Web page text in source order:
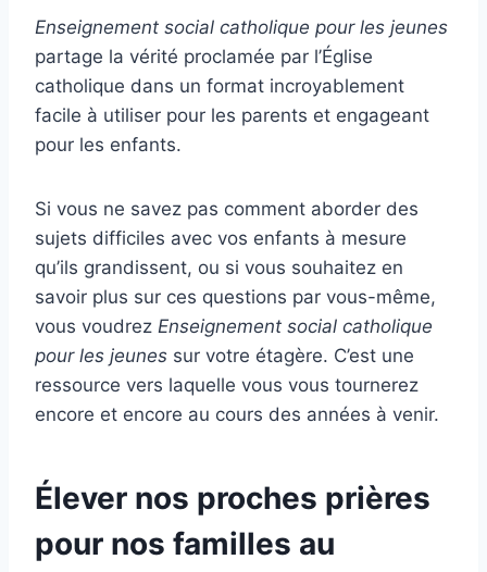
Enseignement social catholique pour les jeunes
partage la vérité proclamée par l’Église
catholique dans un format incroyablement
facile à utiliser pour les parents et engageant
pour les enfants.
Si vous ne savez pas comment aborder des
sujets difficiles avec vos enfants à mesure
qu’ils grandissent, ou si vous souhaitez en
savoir plus sur ces questions par vous-même,
vous voudrez Enseignement social catholique
pour les jeunes sur votre étagère. C’est une
ressource vers laquelle vous vous tournerez
encore et encore au cours des années à venir.
Élever nos proches prières
pour nos familles au